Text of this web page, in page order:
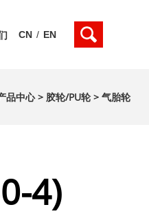
CN / EN
品中心> 胶轮/PU轮>气胎轮
4)